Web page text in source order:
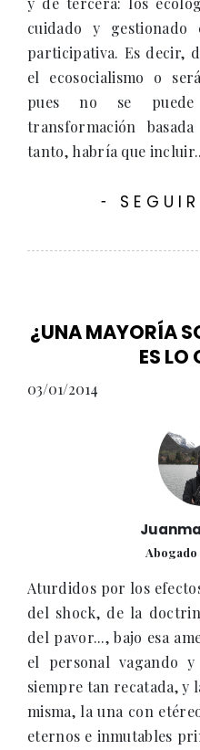
cuidado y gestionado
participativa. Es decir,
el ecosocialismo o
pues no se
transformación
tanto, habría que
-
¿UNA MAYORÍA
ES LO
03/01/2014
Aturdidos por los
del shock, de la
del pavor..., bajo esa
el personal vagando
siempre tan recatada, y
misma, la una con
eternos e inmutables